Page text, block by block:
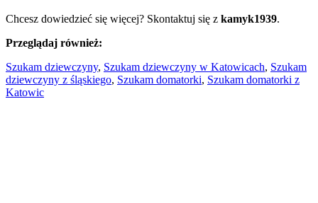
Chcesz dowiedzieć się więcej? Skontaktuj się z kamyk1939.
Przeglądaj również:
Szukam dziewczyny, Szukam dziewczyny w Katowicach, Szukam
dziewczyny z śląskiego, Szukam domatorki, Szukam domatorki z
Katowic